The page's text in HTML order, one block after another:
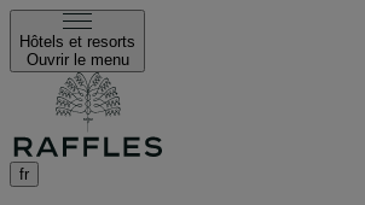
Hôtels et resorts
Ouvrir le menu
fr